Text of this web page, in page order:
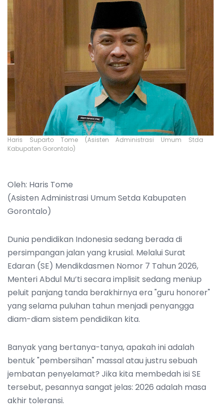
Haris Suparto Tome (Asisten Administrasi Umum Stda
Kabupaten Gorontalo)
Oleh: Haris Tome
(Asisten Administrasi Umum Setda Kabupaten
Gorontalo)
Dunia pendidikan Indonesia sedang berada di
persimpangan jalan yang krusial. Melalui Surat
Edaran (SE) Mendikdasmen Nomor 7 Tahun 2026,
Menteri Abdul Mu’ti secara implisit sedang meniup
peluit panjang tanda berakhirnya era "guru honorer"
yang selama puluhan tahun menjadi penyangga
diam-diam sistem pendidikan kita.
Banyak yang bertanya-tanya, apakah ini adalah
bentuk "pembersihan" massal atau justru sebuah
jembatan penyelamat? Jika kita membedah isi SE
tersebut, pesannya sangat jelas: 2026 adalah masa
akhir toleransi.